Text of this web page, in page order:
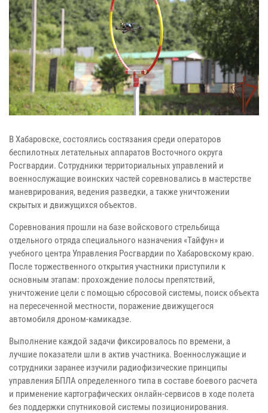
В Хабаровске, состоялись состязания среди операторов
беспилотных летательных аппаратов Восточного округа
Росгвардии. Сотрудники территориальных управлений и
военнослужащие воинских частей соревновались в мастерстве
маневрирования, ведения разведки, а также уничтожении
скрытых и движущихся объектов.
Соревнования прошли на базе войскового стрельбища
отдельного отряда специального назначения «Тайфун» и
учебного центра Управления Росгвардии по Хабаровскому краю.
После торжественного открытия участники приступили к
основным этапам: прохождение полосы препятствий,
уничтожение цели с помощью сбросовой системы, поиск объекта
на пересеченной местности, поражение движущегося
автомобиля дроном-камикадзе.
Выполнение каждой задачи фиксировалось по времени, а
лучшие показатели шли в актив участника. Военнослужащие и
сотрудники заранее изучили радиофизические принципы
управления БПЛА определенного типа в составе боевого расчета
и применение картографических онлайн-сервисов в ходе полета
без поддержки спутниковой системы позиционирования.